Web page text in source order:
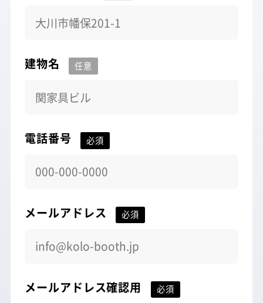
建物名
電話番号
メールアドレス
メールアドレス確認用